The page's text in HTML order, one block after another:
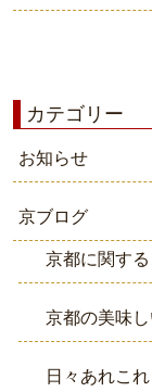
カテゴリー
お知らせ
京ブログ
京都に関する
京都の美味
日々あれこれ